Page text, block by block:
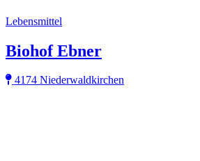
Lebensmittel
Biohof Ebner
4174 Niederwaldkirchen